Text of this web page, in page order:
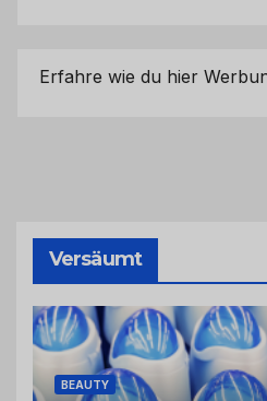
Erfahre wie du hier
Versäumt
BEAUTY